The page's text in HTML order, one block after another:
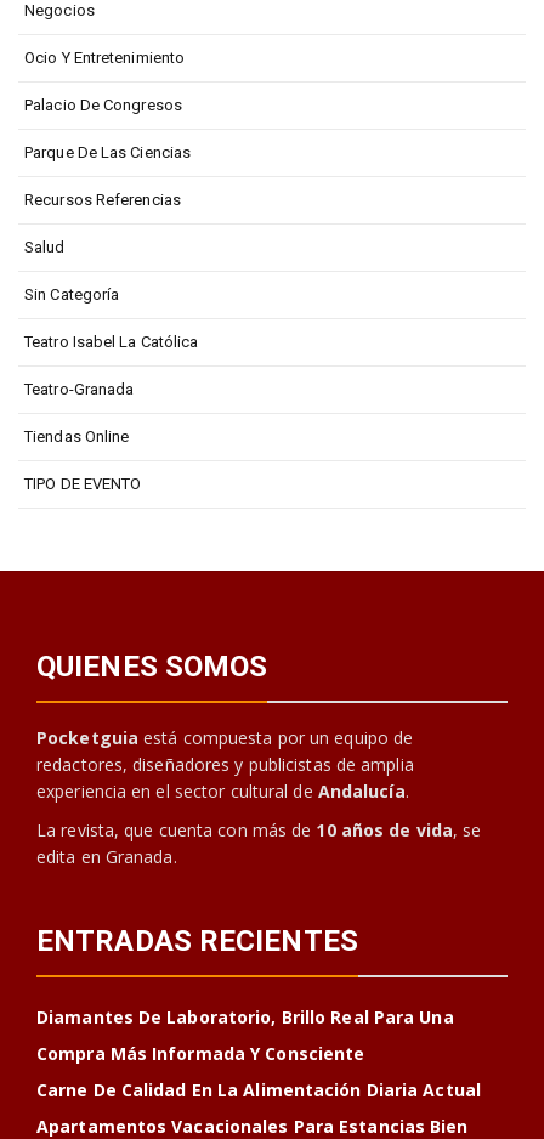
Negocios
Ocio Y Entretenimiento
Palacio De Congresos
Parque De Las Ciencias
Recursos Referencias
Salud
Sin Categoría
Teatro Isabel La Católica
Teatro-Granada
Tiendas Online
TIPO DE EVENTO
QUIENES SOMOS
Pocketguia está compuesta por un equipo de
redactores, diseñadores y publicistas de amplia
experiencia en el sector cultural de Andalucía.
La revista, que cuenta con más de 10 años de vida, se
edita en Granada.
ENTRADAS RECIENTES
Diamantes De Laboratorio, Brillo Real Para Una
Compra Más Informada Y Consciente
Carne De Calidad En La Alimentación Diaria Actual
Apartamentos Vacacionales Para Estancias Bien